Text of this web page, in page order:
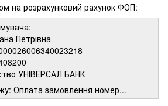
на розрахунковий рахунок ФОП:
Петрівна
УНІВЕРСАЛ БАНК
Оплата замовлення номер...